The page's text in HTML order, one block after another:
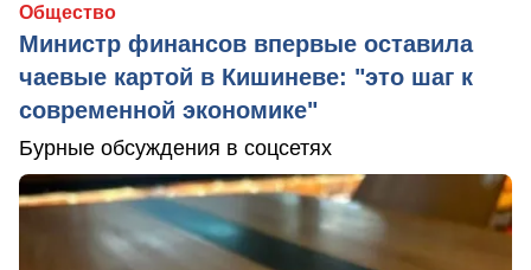
Общество
Министр финансов впервые оставила
чаевые картой в Кишиневе: "это шаг к
современной экономике"
Бурные обсуждения в соцсетях